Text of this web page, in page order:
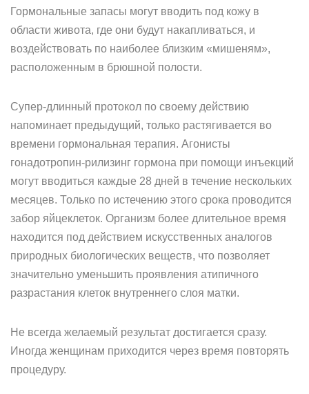
Гормональные запасы могут вводить под кожу в
области живота, где они будут накапливаться, и
воздействовать по наиболее близким «мишеням»,
расположенным в брюшной полости.
Супер-длинный протокол по своему действию
напоминает предыдущий, только растягивается во
времени гормональная терапия. Агонисты
гонадотропин-рилизинг гормона при помощи инъекций
могут вводиться каждые 28 дней в течение нескольких
месяцев. Только по истечению этого срока проводится
забор яйцеклеток. Организм более длительное время
находится под действием искусственных аналогов
природных биологических веществ, что позволяет
значительно уменьшить проявления атипичного
разрастания клеток внутреннего слоя матки.
Не всегда желаемый результат достигается сразу.
Иногда женщинам приходится через время повторять
процедуру.